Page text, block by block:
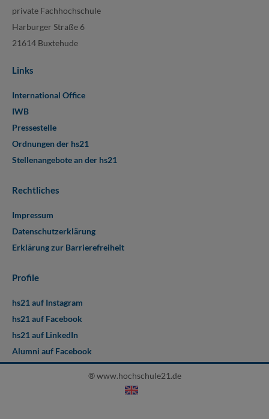
private Fachhochschule
Harburger Straße 6
21614 Buxtehude
Links
International Office
IWB
Pressestelle
Ordnungen der hs21
Stellenangebote an der hs21
Rechtliches
Impressum
Datenschutzerklärung
Erklärung zur Barrierefreiheit
Profile
hs21 auf Instagram
hs21 auf Facebook
hs21 auf LinkedIn
Alumni auf Facebook
® www.hochschule21.de